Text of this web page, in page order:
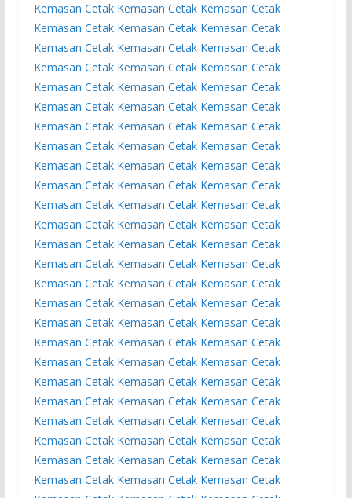
Kemasan Cetak Kemasan Cetak Kemasan Cetak
Kemasan Cetak Kemasan Cetak Kemasan Cetak
Kemasan Cetak Kemasan Cetak Kemasan Cetak
Kemasan Cetak Kemasan Cetak Kemasan Cetak
Kemasan Cetak Kemasan Cetak Kemasan Cetak
Kemasan Cetak Kemasan Cetak Kemasan Cetak
Kemasan Cetak Kemasan Cetak Kemasan Cetak
Kemasan Cetak Kemasan Cetak Kemasan Cetak
Kemasan Cetak Kemasan Cetak Kemasan Cetak
Kemasan Cetak Kemasan Cetak Kemasan Cetak
Kemasan Cetak Kemasan Cetak Kemasan Cetak
Kemasan Cetak Kemasan Cetak Kemasan Cetak
Kemasan Cetak Kemasan Cetak Kemasan Cetak
Kemasan Cetak Kemasan Cetak Kemasan Cetak
Kemasan Cetak Kemasan Cetak Kemasan Cetak
Kemasan Cetak Kemasan Cetak Kemasan Cetak
Kemasan Cetak Kemasan Cetak Kemasan Cetak
Kemasan Cetak Kemasan Cetak Kemasan Cetak
Kemasan Cetak Kemasan Cetak Kemasan Cetak
Kemasan Cetak Kemasan Cetak Kemasan Cetak
Kemasan Cetak Kemasan Cetak Kemasan Cetak
Kemasan Cetak Kemasan Cetak Kemasan Cetak
Kemasan Cetak Kemasan Cetak Kemasan Cetak
Kemasan Cetak Kemasan Cetak Kemasan Cetak
Kemasan Cetak Kemasan Cetak Kemasan Cetak